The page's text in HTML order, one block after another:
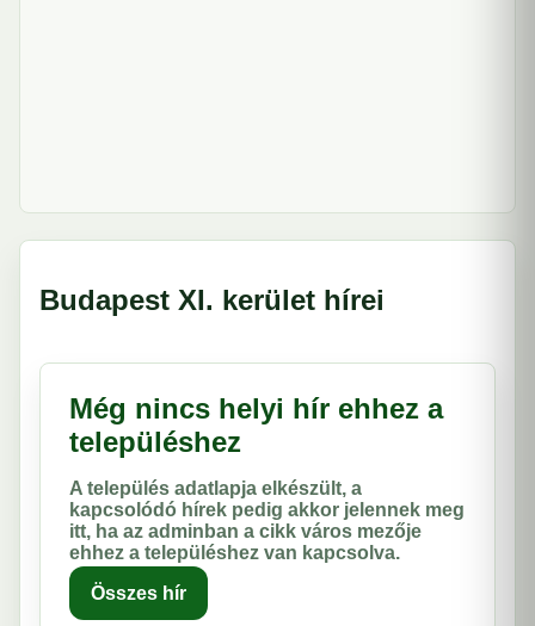
Budapest XI. kerület hírei
Még nincs helyi hír ehhez a
településhez
A település adatlapja elkészült, a
kapcsolódó hírek pedig akkor jelennek meg
itt, ha az adminban a cikk város mezője
ehhez a településhez van kapcsolva.
Összes hír